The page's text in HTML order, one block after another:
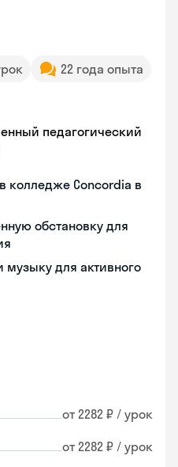
22 года опыта
педагогический
колледже Concordia в
обстановку для
музыку для активного
от 2282 ₽ / урок
от 2282 ₽ / урок